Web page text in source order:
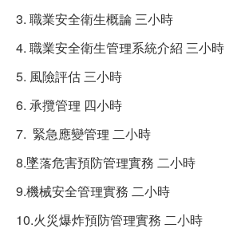
3. 職業安全衛生概論 三小時
4. 職業安全衛生管理系統介紹 三小時
5. 風險評估 三小時
6. 承攬管理 四小時
7. 緊急應變管理 二小時
8.墜落危害預防管理實務 二小時
9.機械安全管理實務 二小時
10.火災爆炸預防管理實務 二小時